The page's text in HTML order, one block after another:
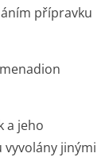
přípravku
a jeho
vyvolány jinými